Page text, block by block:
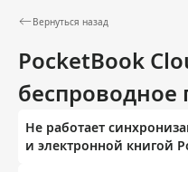
Вернуться назад
PocketBook
Не работает
и электронной книгой